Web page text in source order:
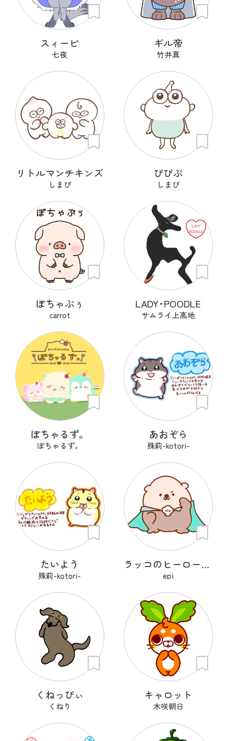
スィーピ
七夜
ギル帝
竹井真
リトルマンチキンズ
しまぴ
ぴぴぷ
しまぴ
ぽちゃぶぅ
carrot
LADY･POODLE
サムライ上高地
ぽちゃるず。
ぽちゃるず。
あおぞら
殊莉-kotori-
たいよう
殊莉-kotori-
ラッコのヒーローラッキー
epi
くねっぴぃ
くねり
キャロット
木咲朝日